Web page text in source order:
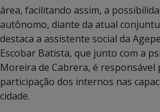
área, facilitando assim, a
autônomo, diante da atual
destaca a assistente social da
Escobar Batista, que junto com a
Moreira de Cabrera, é responsável
participação dos internos nas
cidade.